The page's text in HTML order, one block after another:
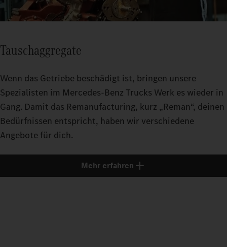
Tauschaggregate
Wenn das Getriebe beschädigt ist, bringen unsere
Spezialisten im Mercedes‑Benz Trucks Werk es wieder in
Gang. Damit das Remanufacturing, kurz „Reman“, deinen
Bedürfnissen entspricht, haben wir verschiedene
Angebote für dich.
Mehr erfahren